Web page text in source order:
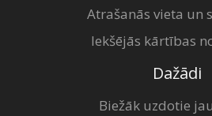
Atrašanās vieta un
Iekšējās kārtības
Dažādi
Biežāk uzdotie